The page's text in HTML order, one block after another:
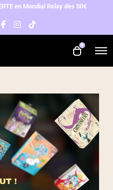
en Mondial Relay dès 50€
0